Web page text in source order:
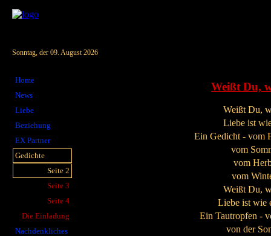
Sonntag, der 09. August 2026
Home
News
Liebe
Beziehung
EX Partner
Gedichte
Seite 2
Seite 3
Seite 4
Die Einladung
Nachdenkliches
Weißt Du,
Weißt Du,
Liebe ist
Ein Gedicht - vom
vom
vom
vom
Weißt Du,
Liebe ist wie
Ein Tautropfen -
von der